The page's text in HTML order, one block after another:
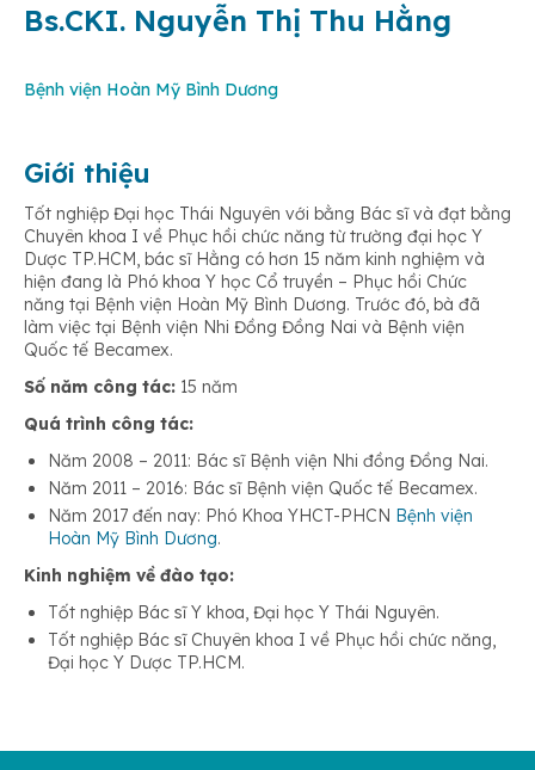
Bs.CKI. Nguyễn Thị Thu Hằng
Bệnh viện Hoàn Mỹ Bình Dương
Giới thiệu
Tốt nghiệp Đại học Thái Nguyên với bằng Bác sĩ và đạt bằng
Chuyên khoa I về Phục hồi chức năng từ trường đại học Y
Dược TP.HCM, bác sĩ Hằng có hơn 15 năm kinh nghiệm và
hiện đang là Phó khoa Y học Cổ truyền – Phục hồi Chức
năng tại Bệnh viện Hoàn Mỹ Bình Dương. Trước đó, bà đã
làm việc tại Bệnh viện Nhi Đồng Đồng Nai và Bệnh viện
Quốc tế Becamex.
Số năm công tác: 15 năm
Quá trình công tác:
Năm 2008 – 2011: Bác sĩ Bệnh viện Nhi đồng Đồng Nai.
Năm 2011 – 2016: Bác sĩ Bệnh viện Quốc tế Becamex.
Năm 2017 đến nay: Phó Khoa YHCT-PHCN Bệnh viện
Hoàn Mỹ Bình Dương.
Kinh nghiệm về đào tạo:
Tốt nghiệp Bác sĩ Y khoa, Đại học Y Thái Nguyên.
Tốt nghiệp Bác sĩ Chuyên khoa I về Phục hồi chức năng,
Đại học Y Dược TP.HCM.